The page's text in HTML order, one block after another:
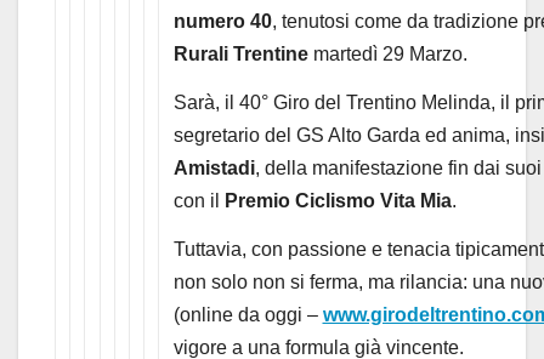
numero 40, tenutosi come da tradizione
Rurali Trentinemartedì 29 Marzo.
Sarà, il 40° Giro del Trentino Melinda, il
segretario del GS Alto Garda ed anima,
Amistadi, della manifestazione fin dai
con il
Premio Ciclismo Vita Mia.
Tuttavia, con passione e tenacia
non solo non si ferma, ma rilancia: una
(online da oggi –
vigore a una formula già vincente.